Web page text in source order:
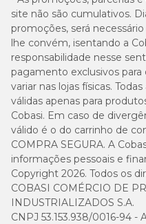
site não são cumulativos.
promoções, será
lhe convém, isentando a
responsabilidade nesse
pagamento exclusivos
variar nas lojas físicas.
válidas apenas para
Cobasi. Em caso de
válido é o do carrinho de
COMPRA SEGURA. A
informações pessoais e
Copyright 2026. Todos os
COBASI COMÉRCIO DE
INDUSTRIALIZADOS S.A.
CNPJ 53.153.938/0016-94 -